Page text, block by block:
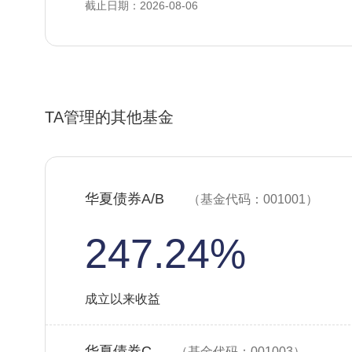
截止日期：2026-08-06
TA管理的其他基金
华夏债券A/B （基金代码：001001）
247.24%
成立以来收益